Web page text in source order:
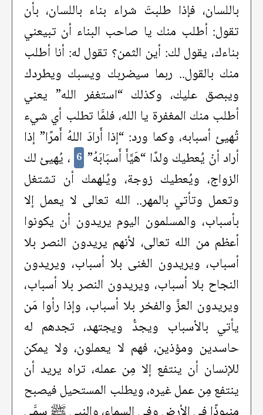
باللسان، فإذا طلبتَ شراء بناء باللسان، بأن
تقول: أطلب منك يا صاحب البناء أن تبيعني
بناءك، يقول لك: أين الثمن؟ تقول له: أنا أطلب
منك بالقول.. ربما سيضربك ويسبك ويطردك
ويبصق عليك، وكذلك “استغفر الله” يعني
أطلب منك المغفرة يا الله، فلمَّا تطلب أي شيء
تُهيئ أسبابه، وكما ورد: “إذا أَرادَ اللهُ أَمرًا” إذا
أراد أنْ يُعطيك ولدًا “هَيَّأَ أَسبَابَهُ” 6 ، يُهيئ لك
الزواج، ويُعطيك زوجة، ويُلهمك أن تشتغل
وتعمل وتأتي بالمهر.. الله تعالى لا يعمل إلا
بأسباب، والمسلمون اليوم يريدون أن يكونوا
أعظم من الله تعالى، لأنهم يريدون النصر بلا
أسباب، ويريدون الغنى بلا أسباب، ويريدون
النجاح بلا أسباب، ويريدون النصر بلا أسباب،
ويريدون العزَّ والفخر بلا أسباب، وإذا رأوا مَن
يأتي بالأسباب ويجدُّ ويجتهد، تجدهم له
حاسدين ومؤذين، فهم لا يعملون، ولا يمكن
للإنسان أن ينتفع إلا مِن عمله، تراه يريد أن
ينتفع مِن عمل غيره، ويطلب المستحيل فيصبح